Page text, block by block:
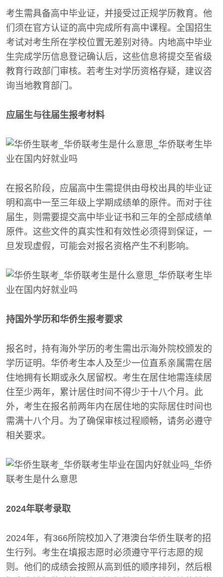
考生需具备高中毕业证，并接受过正规学历教育。他
们须在官方认证的高中完成所有高中课程。全国招生
考试对考生所在学校位置无差别对待。内地高中毕业
生完成学历信息登记确认后，这些信息将提交至省级
教育行政部门审核。若考生对学历资格存疑，建议咨
询当地教育部门。
应届生与往届生报考材料
在报名阶段，应届高中生需提供由母校出具的毕业证
明和高中一至三年级上学期成绩单的原件。而对于往
届生，则需要提交高中毕业证书和三年的全部成绩单
原件。这些文件的真实性和有效性必须得到保证，一
旦发现虚假，可能会对报名资格产生不利影响。
持国外学历和华侨生报考要求
报名时，持有海外学历的考生需出示海外院校颁发的
学历证明。华侨考生本人及至少一位直系亲属需在居
住地拥有长期或永久居留权。考生在居住地需连续居
住至少两年，累计居住时间不得少于十八个月。此
外，考生在报名前两年内在居住地的实际居住时间也
需满十八个月。为了确保审核过程顺畅，请务必遵守
相关要求。
2024年联考录取
2024年，有366所院校加入了港澳台华侨生联考的招
生行列。考生在填报志愿时必须遵守平行志愿的规
则。他们的成绩会按照从高到低的顺序排列，然后根